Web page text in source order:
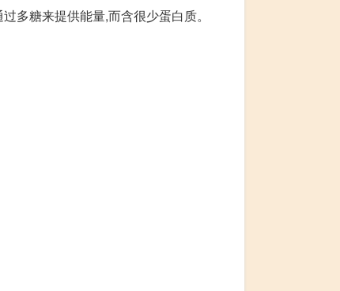
多糖来提供能量,而含很少蛋白质。